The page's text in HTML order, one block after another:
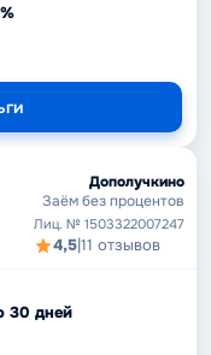
Дополучкино
Заём без процентов
Лиц. № 1503322007247
4,5|11 отзывов
30 дней